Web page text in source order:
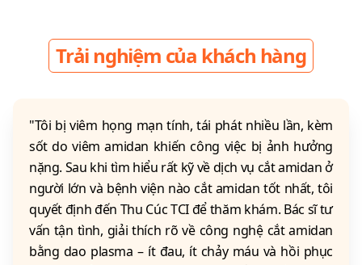
Trải nghiệm của khách hàng
"Tôi bị viêm họng mạn tính, tái phát nhiều lần, kèm
sốt do viêm amidan khiến công việc bị ảnh hưởng
nặng. Sau khi tìm hiểu rất kỹ về dịch vụ cắt amidan ở
người lớn và bệnh viện nào cắt amidan tốt nhất, tôi
quyết định đến Thu Cúc TCI để thăm khám. Bác sĩ tư
vấn tận tình, giải thích rõ về công nghệ cắt amidan
bằng dao plasma – ít đau, ít chảy máu và hồi phục